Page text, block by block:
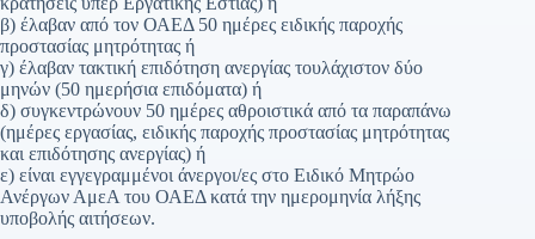
β) έλαβαν από τον ΟΑΕΔ 50 ημέρες ειδικής παροχής
προστασίας μητρότητας ή
γ) έλαβαν τακτική επιδότηση ανεργίας τουλάχιστον δύο
μηνών (50 ημερήσια επιδόματα) ή
δ) συγκεντρώνουν 50 ημέρες αθροιστικά από τα παραπάνω
(ημέρες εργασίας, ειδικής παροχής προστασίας μητρότητας
και επιδότησης ανεργίας) ή
ε) είναι εγγεγραμμένοι άνεργοι/ες στο Ειδικό Μητρώο
Ανέργων ΑμεΑ του ΟΑΕΔ κατά την ημερομηνία λήξης
υποβολής αιτήσεων.